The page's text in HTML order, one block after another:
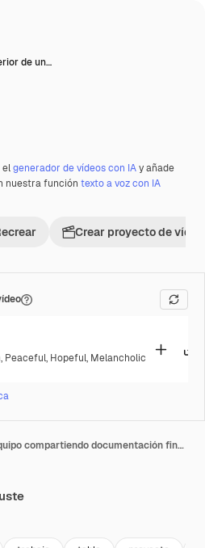
de un…
elgenerador de vídeos con IAy añade
nuestra función texto a voz con IA
Crear proyecto de vídeo
, Peaceful, Hopeful, Melancholic
Vista superior de un equipo compartiendo documentación financiera y analizando estadísticas de gestión